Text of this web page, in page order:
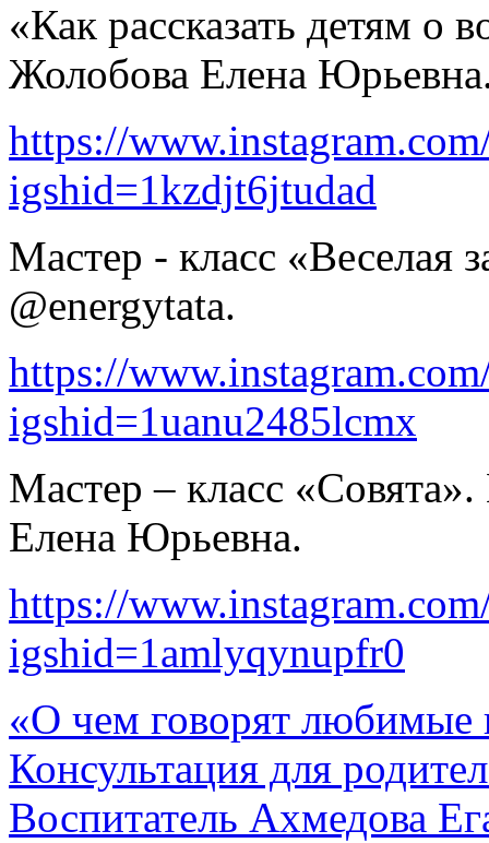
«Как рассказать детям о
Жолобова Елена
https://
igshid=1kzdjt6jtudad
Мастер - класс
@energytata.
https://
igshid=1uanu2485lcmx
Мастер – класс
Елена Юрьевна.
https://
igshid=1amlyqynupfr0
«О чем говорят любимые
Консультация для
Воспитатель Ахмедова